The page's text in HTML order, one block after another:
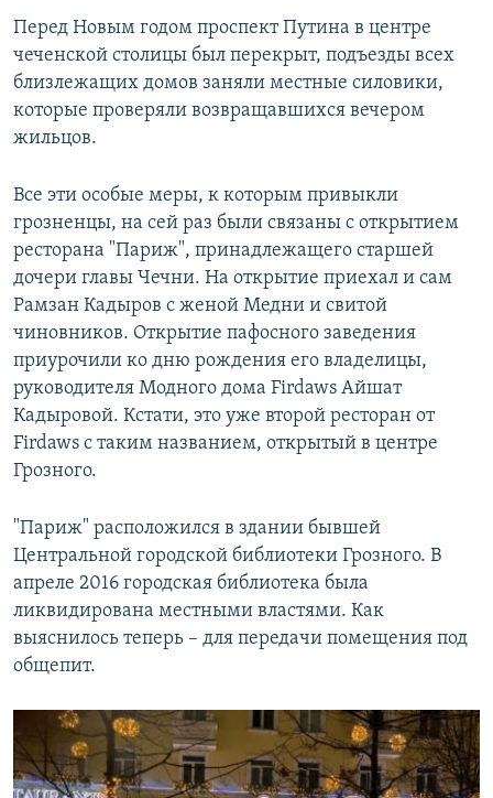
Перед Новым годом проспект Путина в центре
чеченской столицы был перекрыт, подъезды всех
близлежащих домов заняли местные силовики,
которые проверяли возвращавшихся вечером
жильцов.
Все эти особые меры, к которым привыкли
грозненцы, на сей раз были связаны с открытием
ресторана "Париж", принадлежащего старшей
дочери главы Чечни. На открытие приехал и сам
Рамзан Кадыров с женой Медни и свитой
чиновников. Открытие пафосного заведения
приурочили ко дню рождения его владелицы,
руководителя Модного дома Firdaws Айшат
Кадыровой. Кстати, это уже второй ресторан от
Firdaws с таким названием, открытый в центре
Грозного.
"Париж" расположился в здании бывшей
Центральной городской библиотеки Грозного. В
апреле 2016 городская библиотека была
ликвидирована местными властями. Как
выяснилось теперь – для передачи помещения под
общепит.